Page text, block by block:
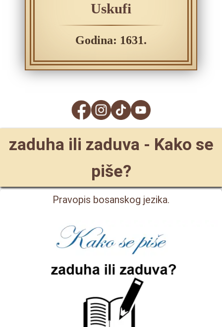
Uskufi
Godina: 1631.
zaduha ili zaduva - Kako se
piše?
Pravopis bosanskog jezika.